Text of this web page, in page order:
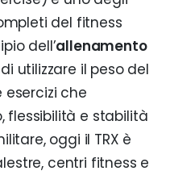
del fitness
dell’allenamento
utilizzare il peso del
esercizi che
flessibilità e stabilità
oggi il TRX è
centri fitness e